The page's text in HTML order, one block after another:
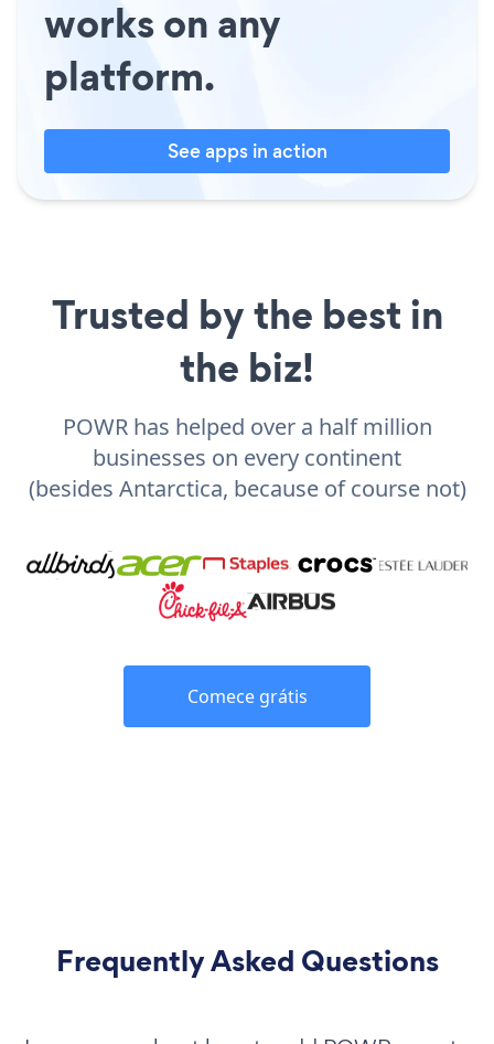
works on any
platform.
See apps in action
Trusted by the best in
the biz!
POWR has helped over a half million
businesses on every continent
(besides Antarctica, because of course not)
Comece grátis
Frequently Asked Questions